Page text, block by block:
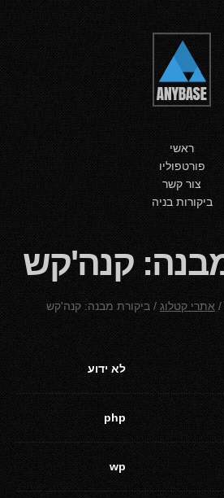
ראשי
פורטפוליו
צור קשר
ביקורות בניה
קנה'קש
/ אתרי קטלוג / ביקורת מבנה: קנה'קש
לא ידוע
php
wp